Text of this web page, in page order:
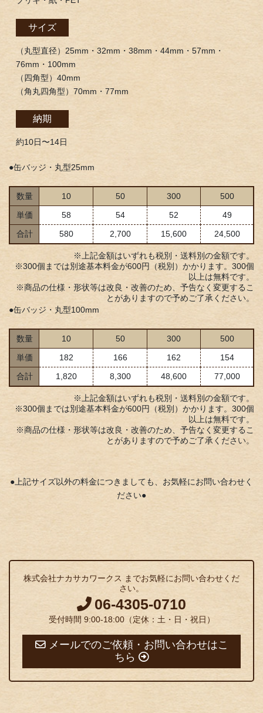
サイズ
（丸型直径）25mm・32mm・38mm・44mm・57mm・
76mm・100mm
（四角型）40mm
（角丸四角型）70mm・77mm
納期
約10日〜14日
●缶バッジ・丸型25mm
数量 10 50 300
500
単価
58 54 52
49
合計
580 2,700 15,600 24,500
※上記金額はいずれも税別・送料別の金額です。
※300個までは別途基本料金が600円（税別）かかります。300個
以上は無料です。
※商品の仕様・形状等は改良・改善のため、予告なく変更するこ
とがありますので予めご了承ください。
●缶バッジ・丸型100mm
数量 10 50 300
500
単価
182 166 162
154
合計
1,820 8,300 48,600 77,000
※上記金額はいずれも税別・送料別の金額です。
※300個までは別途基本料金が600円（税別）かかります。300個
以上は無料です。
※商品の仕様・形状等は改良・改善のため、予告なく変更するこ
とがありますので予めご了承ください。
●上記サイズ以外の料金につきましても、お気軽にお問い合わせく
ださい●
株式会社ナカサカワークス までお気軽にお問い合わせくだ
さい。
06-4305-0710
受付時間 9:00-18:00（定休：土・日・祝日）
メールでのご依頼・お問い合わせはこ
ちら